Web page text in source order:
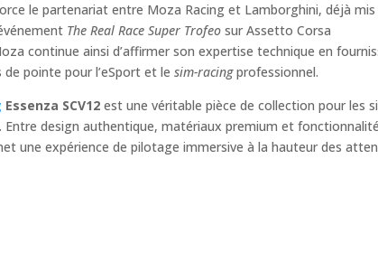
le partenariat entre Moza Racing et Lamborghini, déjà mis
The Real Race Super Trofeosur Assetto Corsa
continue ainsi d’affirmer son expertise technique en
pointe pour l’eSport et le sim-racingprofessionnel.
Essenza SCV12est une véritable pièce de collection pour les
Entre design authentique, matériaux premium et
une expérience de pilotage immersive à la hauteur des